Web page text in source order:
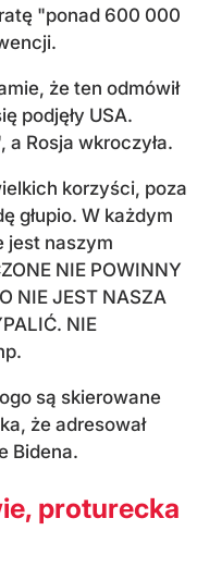
"ponad 600 000
że ten odmówił
podjęły USA.
a Rosja wkroczyła.
korzyści, poza
głupio. W każdym
jest naszym
NIE POWINNY
NIE JEST NASZA
NIE
są skierowane
że adresował
Bidena.
proturecka